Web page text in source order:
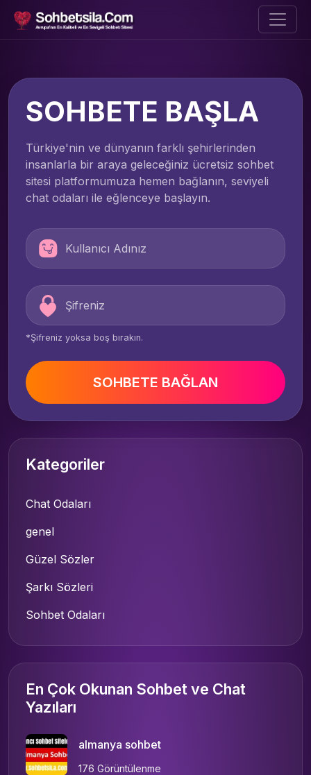
SOHBETE BAŞLA
Türkiye'nin ve dünyanın farklı şehirlerinden
insanlarla bir araya geleceğiniz ücretsiz sohbet
sitesi platformumuza hemen bağlanın, seviyeli
chat odaları ile eğlenceye başlayın.
*Şifreniz yoksa boş bırakın.
SOHBETE BAĞLAN
Kategoriler
Chat Odaları
genel
Güzel Sözler
Şarkı Sözleri
Sohbet Odaları
En Çok Okunan Sohbet ve Chat
Yazıları
almanya sohbet
176 Görüntülenme